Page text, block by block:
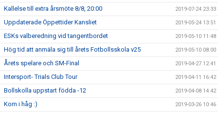
Kallelse till extra årsmöte 8/8, 20:00 2019-07-24 23:33
Uppdaterade Öppettider Kansliet 2019-05-24 13:51
ESKs valberedning vid tangentbordet 2019-05-10 11:48
Hög tid att anmäla sig till årets Fotbollsskola v25 2019-05-10 08:00
Årets spelare och SM-Final 2019-04-27 12:41
Intersport- Trials Club Tour 2019-04-11 16:42
Bollskolla uppstart födda -12 2019-04-08 14:42
Kom i håg :) 2019-03-26 10:46